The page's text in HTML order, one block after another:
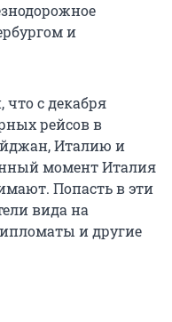
и
с декабря
рейсов в
Италию и
момент Италия
Попасть в эти
вида на
и другие